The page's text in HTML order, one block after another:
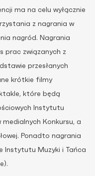
ma na celu wyłącznie
z nagrania w
nagród. Nagrania
prac związanych z
przesłanych
krótkie filmy
które będą
Instytutu
Konkursu, a
Ponadto nagrania
Instytutu Muzyki i Tańca